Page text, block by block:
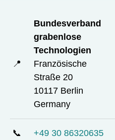
📍
Bundesverband
grabenlose
Technologien
Französische
Straße 20
10117 Berlin
Germany
📞 +49 30 86320635